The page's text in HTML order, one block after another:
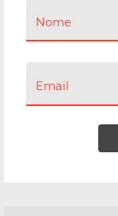
Nome
Email